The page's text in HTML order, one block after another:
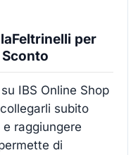
per
IBS Online Shop
subito
raggiungere
di